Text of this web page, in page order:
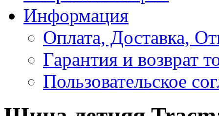
Информация
Оплата, Доставка,
Гарантия и возврат
Пользовательское